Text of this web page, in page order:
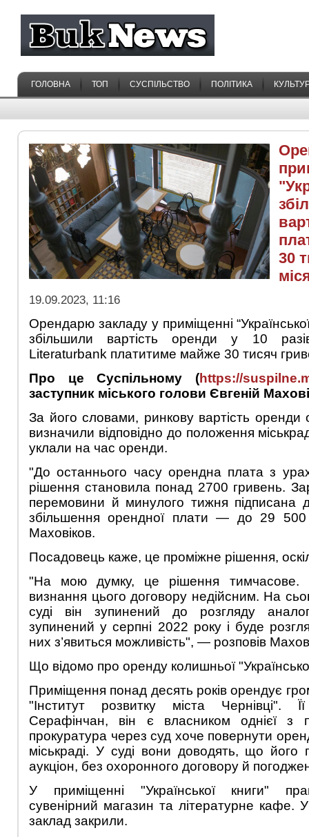
ГОЛОВНА ТОП СУСПІЛЬСТВО ПОЛІТИКА
30
19.09.2023, 11:16
Орендарю закладу у приміщенні
збільшили вартість оренди у 10
Literaturbank платитиме майже 30 тисяч
Про це Суспільному (https://
заступник міського голови Євгеній
За його словами, ринкову вартість оренди
визначили відповідно до положення
уклали на час оренди.
"До останнього часу орендна плата з
рішення становила понад 2700 гривень.
перемовини й минулого тижня підписана
збільшення орендної плати — до 29
Маховіков.
Посадовець каже, це проміжне рішення,
"На мою думку, це рішення
визнання цього договору недійсним. На
суді він зупинений до розгляду
зупинений у серпні 2022 року і буде
них з’явиться можливість", — розповів
Що відомо про оренду колишньої
Приміщення понад десять років орендує
"Інститут розвитку міста Чернівці".
Серафінчан, він є власником однієї з
прокуратура через суд хоче повернути
міськраді. У суді вони доводять, що
аукціон, без охоронного договору й
У приміщенні "Української книги"
сувенірний магазин та літературне кафе.
заклад закрили.